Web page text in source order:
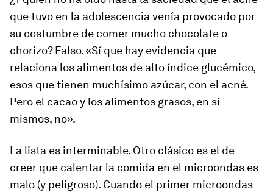
que tuvo en la adolescencia venía provocado por
su costumbre de comer mucho chocolate o
chorizo? Falso. «Sí que hay evidencia que
relaciona los alimentos de alto índice glucémico,
esos que tienen muchísimo azúcar, con el acné.
Pero el cacao y los alimentos grasos, en sí
mismos, no».
La lista es interminable. Otro clásico es el de
creer que calentar la comida en el microondas es
malo (y peligroso). Cuando el primer microondas